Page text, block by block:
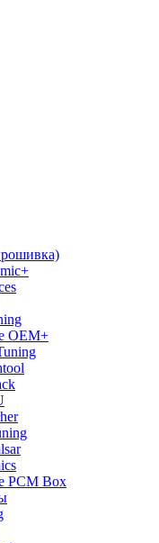
OEM+
PCM Box